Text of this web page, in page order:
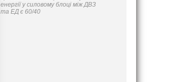
енергії у силовому блоці між ДВЗ
та ЕД є 60/40